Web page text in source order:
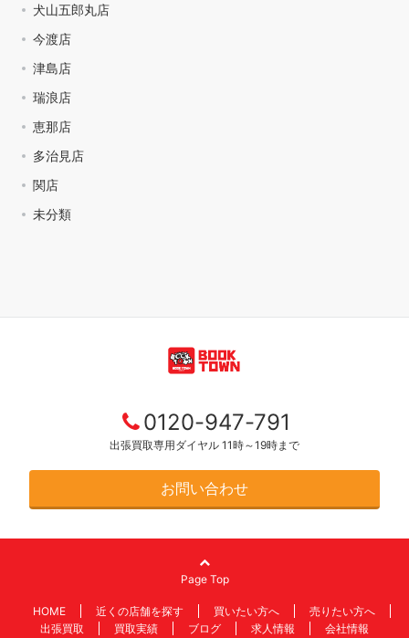
犬山五郎丸店
今渡店
津島店
瑞浪店
恵那店
多治見店
関店
未分類
0120-947-791
出張買取専用ダイヤル 11時～19時まで
お問い合わせ
Page Top
HOME 近くの店舗を探す 買いたい方へ
売りたい方へ
出張買取
買取実績 ブログ 求人情報 会社情報